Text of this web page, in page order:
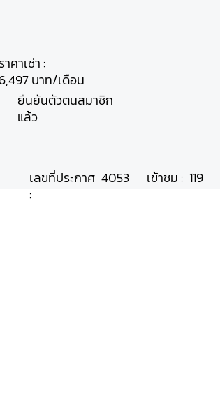
ราคาเช่า :
บาท/เดือน
ยืนยันตัวตนสมาชิก
แล้ว
เลขที่ประกาศ
:
4053 เข้าชม : 119